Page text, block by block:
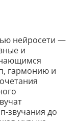
нейросети —
и
гармонию и
звучания до